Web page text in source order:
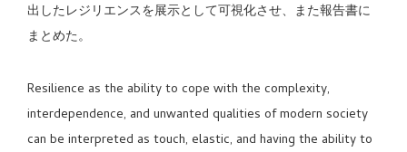
出したレジリエンスを展示として可視化させ、また報告書に
まとめた。
Resilience as the ability to cope with the complexity,
interdependence, and unwanted qualities of modern society
can be interpreted as touch, elastic, and having the ability to